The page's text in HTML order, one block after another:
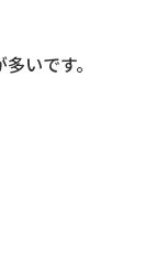
いです。